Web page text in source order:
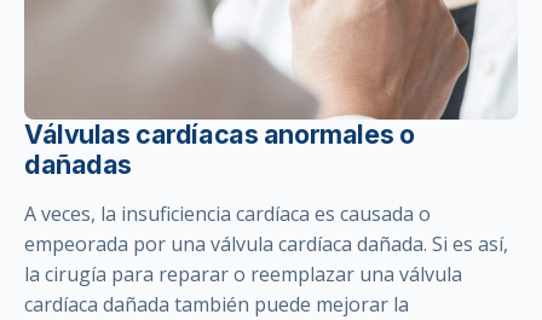
Válvulas cardíacas anormales o
dañadas
A veces, la insuficiencia cardíaca es causada o
empeorada por una válvula cardíaca dañada. Si es así,
la cirugía para reparar o reemplazar una válvula
cardíaca dañada también puede mejorar la